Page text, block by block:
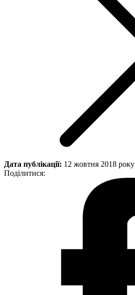
Дата публікації: 12 жовтня 2018 року
Поділитися: